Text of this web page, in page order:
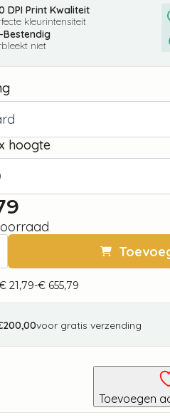
DPI Print Kwaliteit
kleurintensiteit
Bestendig
niet
hoogte
21,79-€ 655,79
21,79
655,79voor gratis verzending
Toevoegen